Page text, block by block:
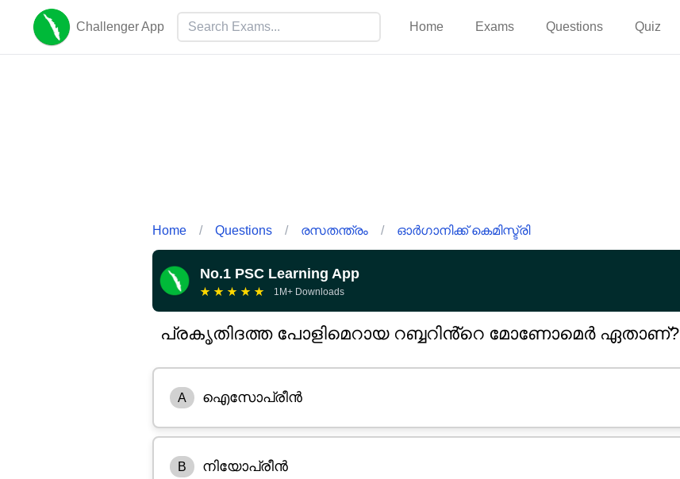
Challenger App Home Exams Questions Quiz
Home / Questions / രസതന്ത്രം / ഓർഗാനിക്ക് കെമിസ്ട്രി
No.1 PSC Learning App
★ ★ ★ ★ ★ 1M+ Downloads
പ്രകൃതിദത്ത പോളിമെറായ റബ്ബറിൻ്റെ മോണോമെർ ഏതാണ്?
A ഐസോപ്രീൻ
B നിയോപ്രീൻ